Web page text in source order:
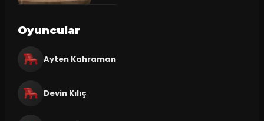
Oyuncular
Ayten Kahraman
Devin Kılıç